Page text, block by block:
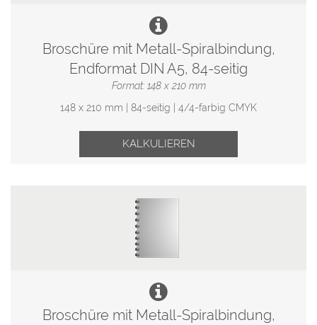
Broschüre mit Metall-Spiralbindung,
Endformat DIN A5, 84-seitig
Format: 148 x 210 mm
148 x 210 mm | 84-seitig | 4/4-farbig CMYK
KALKULIEREN
Broschüre mit Metall-Spiralbindung,